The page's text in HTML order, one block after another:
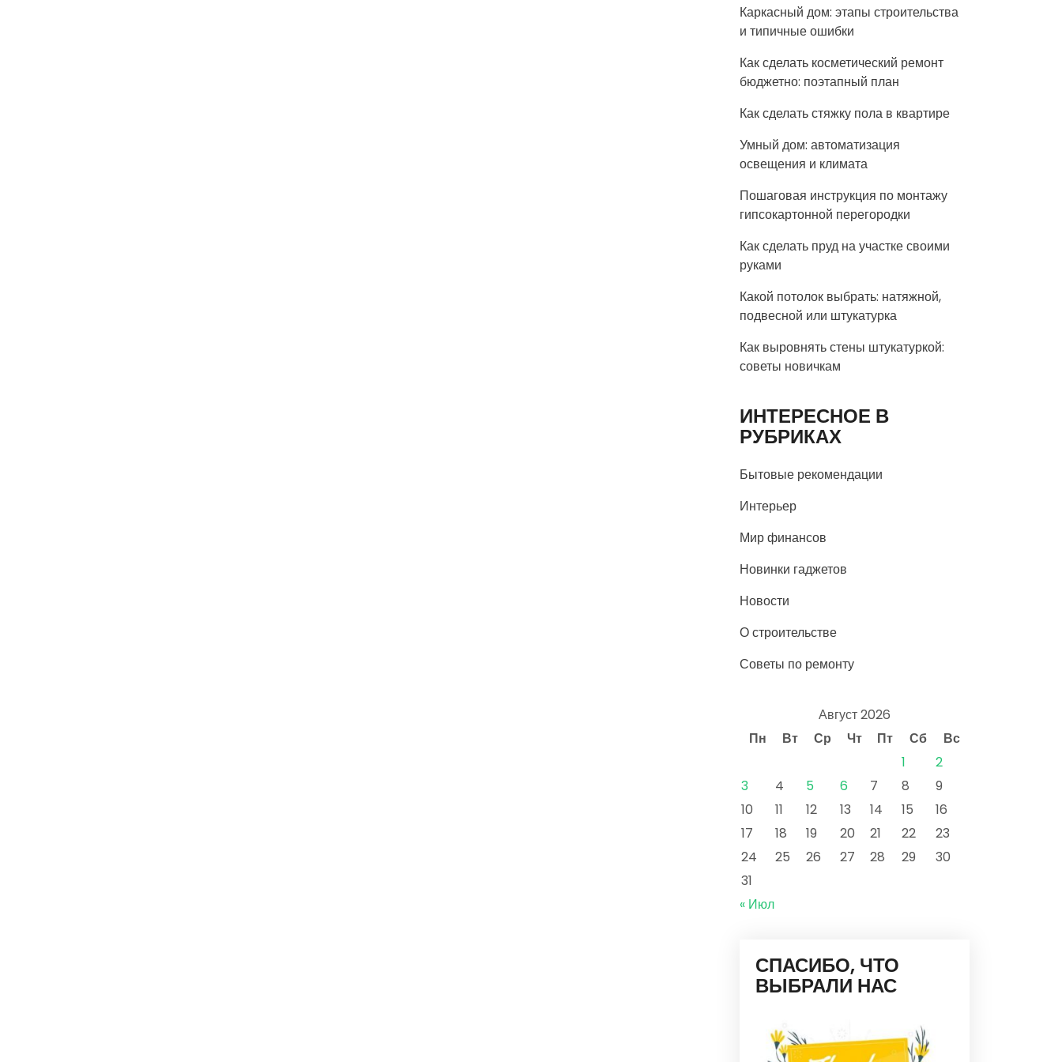
Каркасный дом: этапы строительства
и типичные ошибки
Как сделать косметический ремонт
бюджетно: поэтапный план
Как сделать стяжку пола в квартире
Умный дом: автоматизация
освещения и климата
Пошаговая инструкция по монтажу
гипсокартонной перегородки
Как сделать пруд на участке своими
руками
Какой потолок выбрать: натяжной,
подвесной или штукатурка
Как выровнять стены штукатуркой:
советы новичкам
ИНТЕРЕСНОЕ В
РУБРИКАХ
Бытовые рекомендации
Интерьер
Мир финансов
Новинки гаджетов
Новости
О строительстве
Советы по ремонту
Август 2026
Пн
Вт Ср Чт Пт Сб
Вс
1
2
3
4 5 6 7 8
9
10
11 12 13 14 15
16
17
18 19 20 21 22
23
24
25 26 27 28 29
30
31
« Июл
СПАСИБО, ЧТО
ВЫБРАЛИ НАС